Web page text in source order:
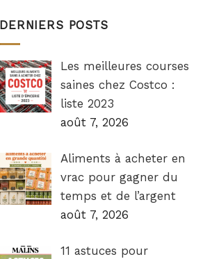
DERNIERS POSTS
Les meilleures courses
saines chez Costco :
liste 2023
août 7, 2026
Aliments à acheter en
vrac pour gagner du
temps et de l’argent
août 7, 2026
11 astuces pour